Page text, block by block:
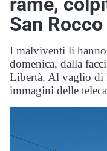
San Rocco
I malviventi li hanno
domenica, dalla
Libertà. Al vaglio di
immagini delle